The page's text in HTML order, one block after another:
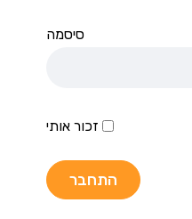
סיסמה
זכור אותי